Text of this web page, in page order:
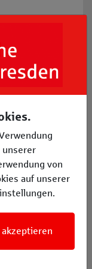
unserer
von
auf unserer
akzeptieren
vor und
Vereinskonto.
oder
Region.
werden Teil